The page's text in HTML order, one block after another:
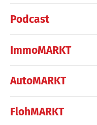
Podcast
ImmoMARKT
AutoMARKT
FlohMARKT